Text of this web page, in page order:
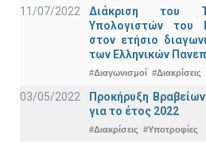
11/07/2022
Διάκριση του
Υπολογιστών του
στον ετήσιο
των Ελληνικών
#Διαγωνισμοί #Διακρίσεις
03/05/2022
Προκήρυξη
για το έτος 2022
#Διακρίσεις #Υποτροφίες